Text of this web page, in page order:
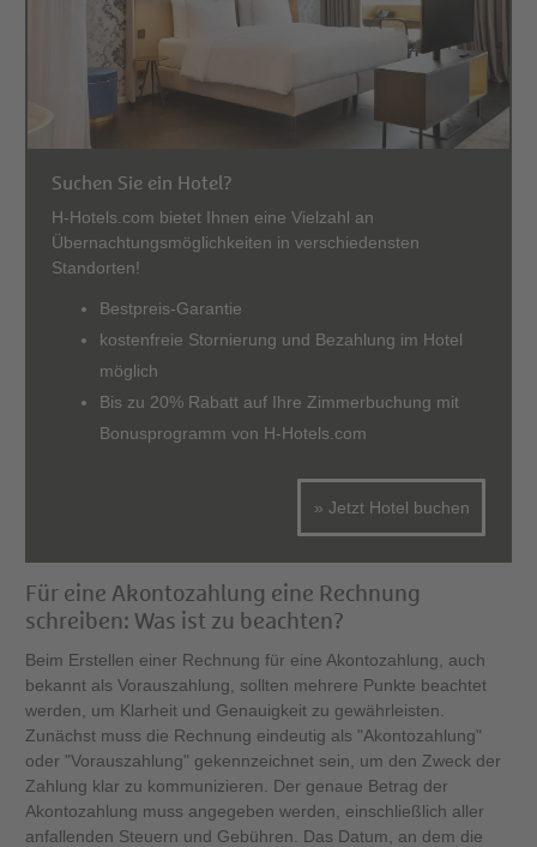
Suchen Sie ein Hotel?
H-Hotels.com bietet Ihnen eine Vielzahl an
Übernachtungsmöglichkeiten in verschiedensten
Standorten!
Bestpreis-Garantie
kostenfreie Stornierung und Bezahlung im Hotel
möglich
Bis zu 20% Rabatt auf Ihre Zimmerbuchung mit
Bonusprogramm von H-Hotels.com
» Jetzt Hotel buchen
Für eine Akontozahlung eine Rechnung
schreiben: Was ist zu beachten?
Beim Erstellen einer Rechnung für eine Akontozahlung, auch
bekannt als Vorauszahlung, sollten mehrere Punkte beachtet
werden, um Klarheit und Genauigkeit zu gewährleisten.
Zunächst muss die Rechnung eindeutig als "Akontozahlung"
oder "Vorauszahlung" gekennzeichnet sein, um den Zweck der
Zahlung klar zu kommunizieren. Der genaue Betrag der
Akontozahlung muss angegeben werden, einschließlich aller
anfallenden Steuern und Gebühren. Das Datum, an dem die